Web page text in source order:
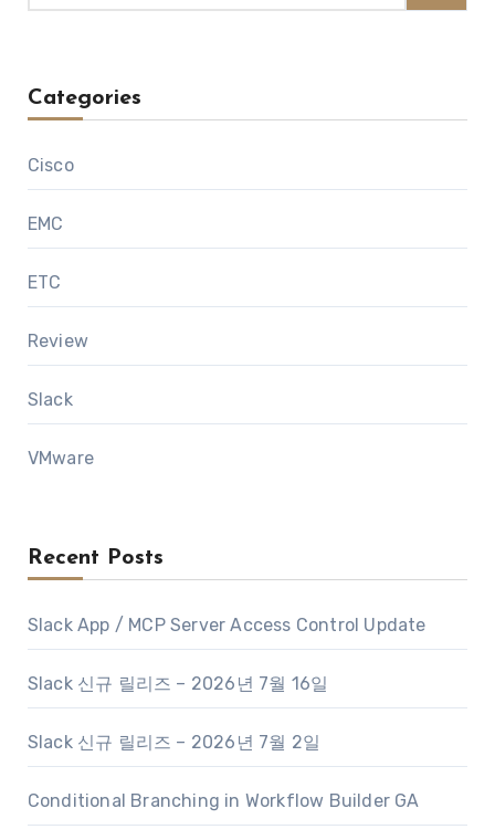
Categories
Cisco
EMC
ETC
Review
Slack
VMware
Recent Posts
Slack App / MCP Server Access Control Update
Slack 신규 릴리즈 – 2026년 7월 16일
Slack 신규 릴리즈 – 2026년 7월 2일
Conditional Branching in Workflow Builder GA